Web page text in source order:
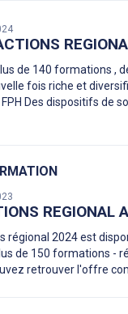
de 140 formations ,
fois riche et
FPH Des dispositifs de
REGIONAL
régional 2024 est
de 150 formations -
retrouver l'offre